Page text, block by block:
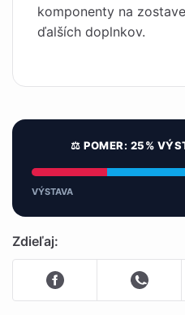
komponenty na
ďalších doplnkov.
⚖️ POMER: 25%
VÝSTAVA
Zdieľaj: